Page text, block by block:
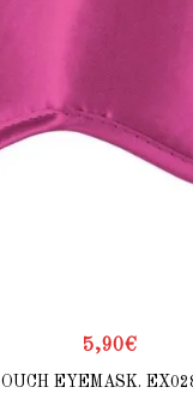
5,90€
OUCH EYEMASK.